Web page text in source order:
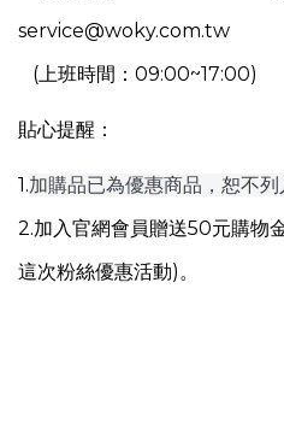
service@woky.com.tw
(上班時間：09:00~17:00)
貼心提醒：
1.加購品已為優惠商品，恕不列
2.加入官網會員贈送50元購物
這次粉絲優惠活動)。